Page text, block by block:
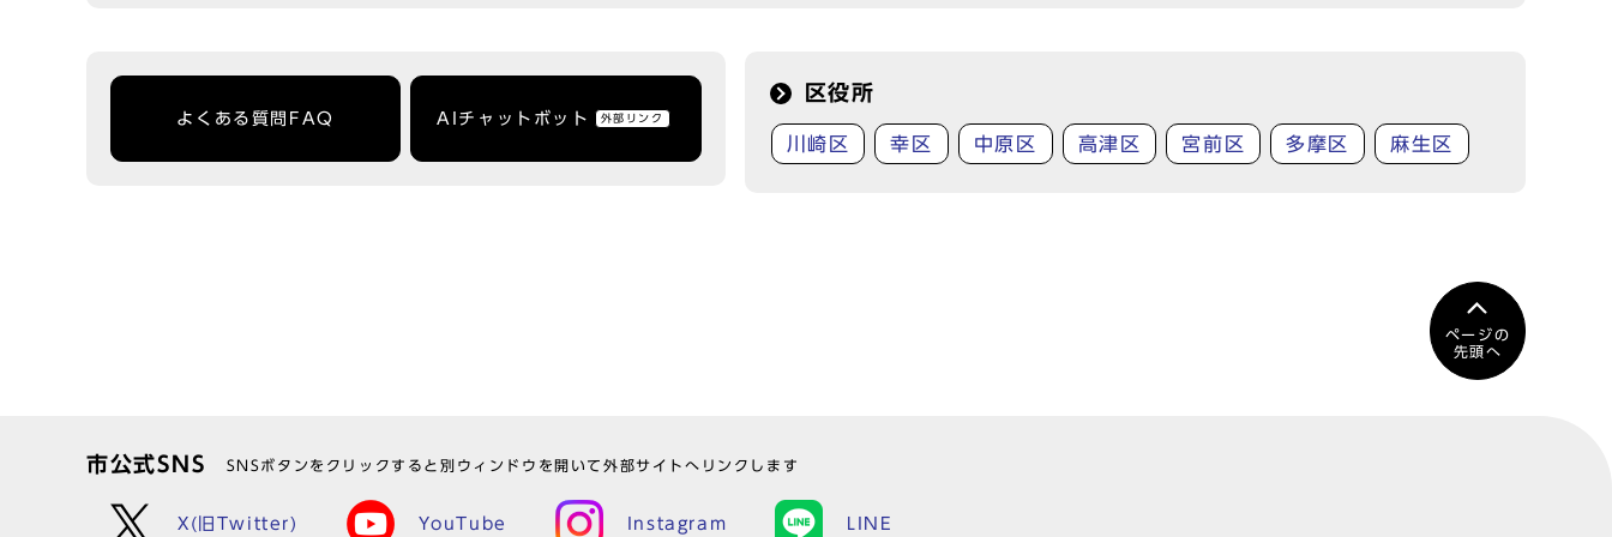
よくある質問FAQ AIチャットボット 外部リンク
区役所
川崎区 幸区 中原区 高津区 宮前区 多摩区 麻生区
ページの
先頭へ
市公式SNS SNSボタンをクリックすると別ウィンドウを開いて外部サイトへリンクします
X(旧Twitter) YouTube Instagram LINE